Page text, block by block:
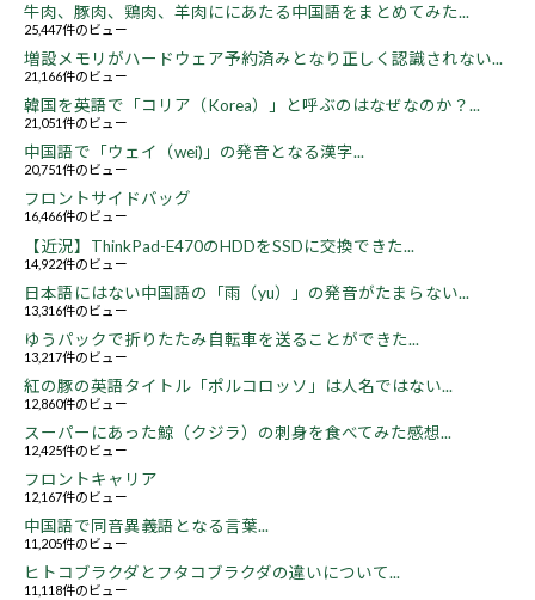
牛肉、豚肉、鶏肉、羊肉ににあたる中国語をまとめてみた...
25,447件のビュー
増設メモリがハードウェア予約済みとなり正しく認識されない...
21,166件のビュー
韓国を英語で「コリア（Korea）」と呼ぶのはなぜなのか？...
21,051件のビュー
中国語で「ウェイ（wei)」の発音となる漢字...
20,751件のビュー
フロントサイドバッグ
16,466件のビュー
【近況】ThinkPad-E470のHDDをSSDに交換できた...
14,922件のビュー
日本語にはない中国語の「雨（yu）」の発音がたまらない...
13,316件のビュー
ゆうパックで折りたたみ自転車を送ることができた...
13,217件のビュー
紅の豚の英語タイトル「ポルコロッソ」は人名ではない...
12,860件のビュー
スーパーにあった鯨（クジラ）の刺身を食べてみた感想...
12,425件のビュー
フロントキャリア
12,167件のビュー
中国語で同音異義語となる言葉...
11,205件のビュー
ヒトコブラクダとフタコブラクダの違いについて...
11,118件のビュー